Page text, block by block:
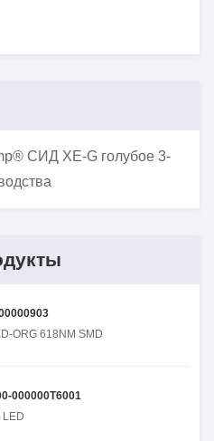
СИД XE-G голубое 3-
ORG 618NM SMD
000000T6001
LED